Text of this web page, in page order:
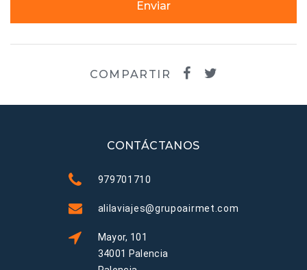
Enviar
COMPARTIR
CONTÁCTANOS
979701710
alilaviajes@grupoairmet.com
Mayor, 101
34001 Palencia